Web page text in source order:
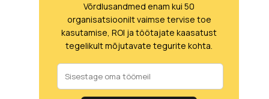
Võrdlusandmed enam kui 50
organisatsioonilt vaimse tervise toe
kasutamise, ROI ja töötajate kaasatust
tegelikult mõjutavate tegurite kohta.